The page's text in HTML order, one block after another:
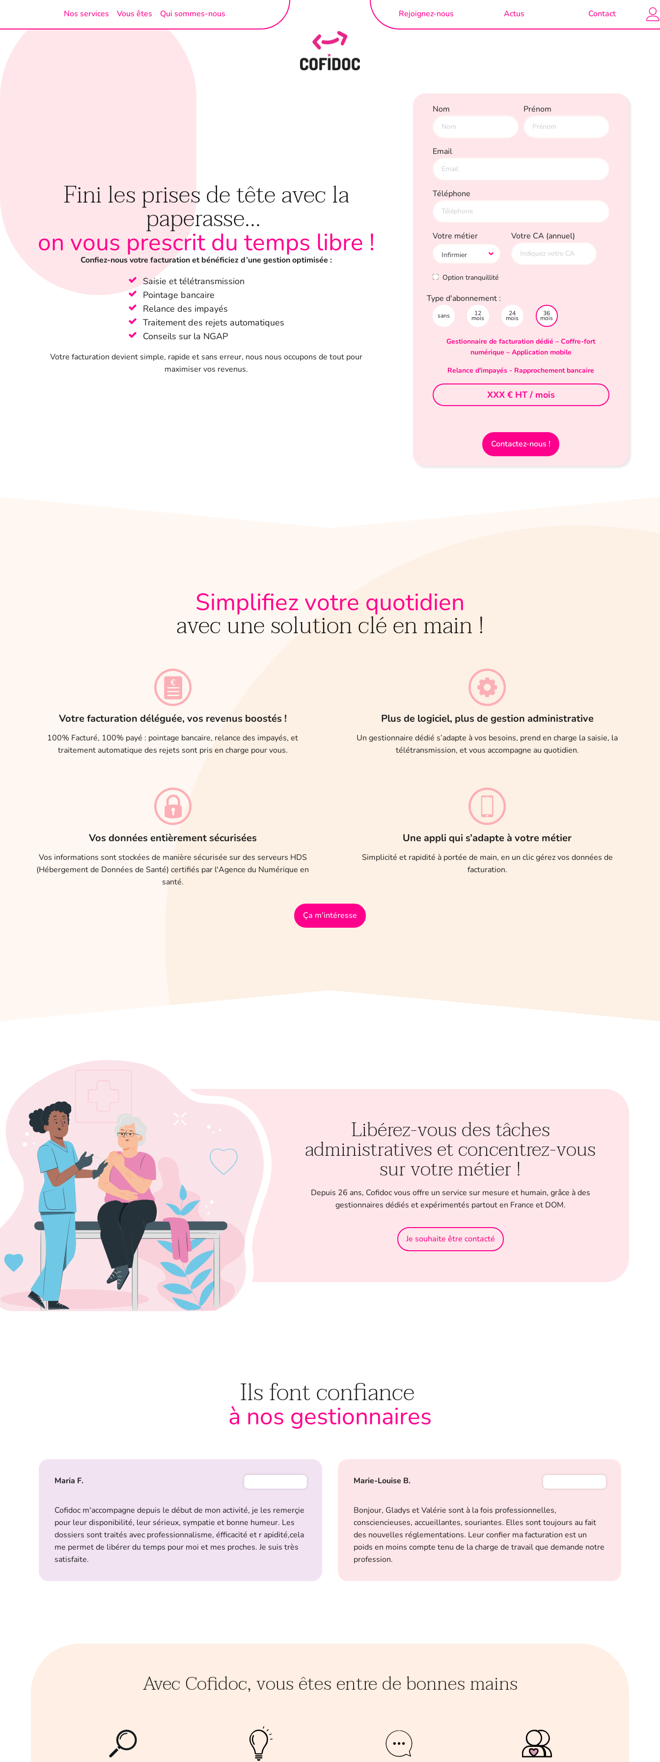
Nos services Vous êtes Qui sommes-nous Rejoignez-nous Actus Contact
Fini les prises de tête avec la
paperasse...
on vous prescrit du temps libre !
Confiez-nous votre facturation et bénéficiez d’une gestion optimisée :
Saisie et télétransmission
Pointage bancaire
Relance des impayés
Traitement des rejets automatiques
Conseils sur la NGAP
Votre facturation devient simple, rapide et sans erreur, nous nous occupons de tout pour
maximiser vos revenus.
Nom Prénom
Email
Téléphone
Votre métier Votre CA (annuel)
Option tranquillité
Type d'abonnement :
sans 12
mois
24
mois
36
mois
Gestionnaire de facturation dédié – Coffre-fort
numérique – Application mobile
Relance d'impayés - Rapprochement bancaire
XXX€ HT / mois
Contactez-nous !
Simplifiez votre quotidien
avec une solution clé en main !
Votre facturation déléguée, vos revenus boostés !
100% Facturé, 100% payé : pointage bancaire, relance des impayés, et
traitement automatique des rejets sont pris en charge pour vous.
Plus de logiciel, plus de gestion administrative
Un gestionnaire dédié s’adapte à vos besoins, prend en charge la saisie, la
télétransmission, et vous accompagne au quotidien.
Vos données entièrement sécurisées
Vos informations sont stockées de manière sécurisée sur des serveurs HDS
(Hébergement de Données de Santé) certifiés par l'Agence du Numérique en
santé.
Une appli qui s’adapte à votre métier
Simplicité et rapidité à portée de main, en un clic gérez vos données de
facturation.
Ça m'intéresse
Libérez-vous des tâches
administratives et concentrez-vous
sur votre métier !
Depuis 26 ans, Cofidoc vous offre un service sur mesure et humain, grâce à des
gestionnaires dédiés et expérimentés partout en France et DOM.
Je souhaite être contacté
Ils font confiance
à nos gestionnaires
Maria F.
Cofidoc m'accompagne depuis le début de mon activité, je les remerçie
pour leur disponibilité, leur sérieux, sympatie et bonne humeur. Les
dossiers sont traités avec professionnalisme, éfficacité et r apidité,cela
me permet de libérer du temps pour moi et mes proches. Je suis très
satisfaite.
Marie-Louise B.
Bonjour, Gladys et Valérie sont à la fois professionnelles,
consciencieuses, accueillantes, souriantes. Elles sont toujours au fait
des nouvelles réglementations. Leur confier ma facturation est un
poids en moins compte tenu de la charge de travail que demande notre
profession.
Avec Cofidoc, vous êtes entre de bonnes mains